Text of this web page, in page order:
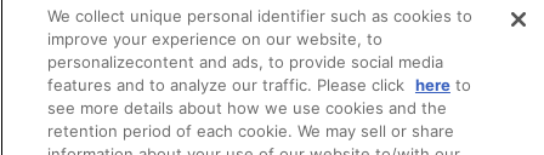
■ご注文・お支払いについて
※ご注文は、１注文につき５個までとなります。
※以下の商品以外の合わせ買いはできません。
・ラブライブ！シリーズ 9th Anniversaryメモリアルグ
ッズ 真姫とおそろいセット
・ラブライブ！シリーズ 9th Anniversaryメモリアルグ
Do Not Sell or Share My Personal Information
会員規約 新規会員登録
その他のご案内
バンダイナムコフィルムワークス
We collect unique personal identifier such as cookies to
improve your experience on our website, to
personalizecontent and ads, to provide social media
features and to analyze our traffic. Please click hereto
see more details about how we use cookies and the
retention period of each cookie. We may sell or share